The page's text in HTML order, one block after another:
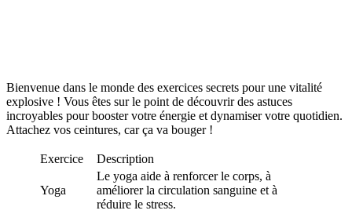
Bienvenue dans le monde des exercices secrets pour une vitalité
explosive ! Vous êtes sur le point de découvrir des astuces
incroyables pour booster votre énergie et dynamiser votre quotidien.
Attachez vos ceintures, car ça va bouger !
Exercice Description
Yoga
Le yoga aide à renforcer le corps, à
améliorer la circulation sanguine et à
réduire le stress.